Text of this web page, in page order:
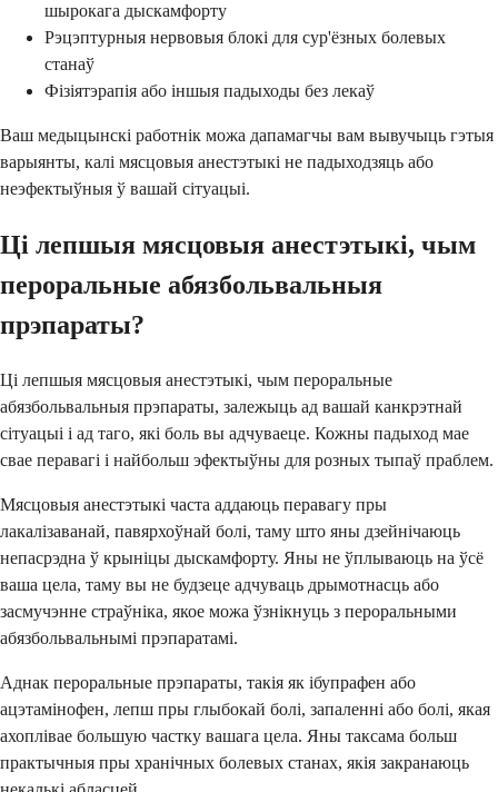
шырокага дыскамфорту
Рэцэптурныя нервовыя блокі для сур'ёзных болевых
станаў
Фізіятэрапія або іншыя падыходы без лекаў
Ваш медыцынскі работнік можа дапамагчы вам вывучыць гэтыя
варыянты, калі мясцовыя анестэтыкі не падыходзяць або
неэфектыўныя ў вашай сітуацыі.
Ці лепшыя мясцовыя анестэтыкі, чым
пероральные абязбольвальныя
прэпараты?
Ці лепшыя мясцовыя анестэтыкі, чым пероральные
абязбольвальныя прэпараты, залежыць ад вашай канкрэтнай
сітуацыі і ад таго, які боль вы адчуваеце. Кожны падыход мае
свае перавагі і найбольш эфектыўны для розных тыпаў праблем.
Мясцовыя анестэтыкі часта аддаюць перавагу пры
лакалізаванай, павярхоўнай болі, таму што яны дзейнічаюць
непасрэдна ў крыніцы дыскамфорту. Яны не ўплываюць на ўсё
ваша цела, таму вы не будзеце адчуваць дрымотнасць або
засмучэнне страўніка, якое можа ўзнікнуць з пероральными
абязбольвальнымі прэпаратамі.
Аднак пероральные прэпараты, такія як ібупрафен або
ацэтамінофен, лепш пры глыбокай болі, запаленні або болі, якая
ахоплівае большую частку вашага цела. Яны таксама больш
практычныя пры хранічных болевых станах, якія закранаюць